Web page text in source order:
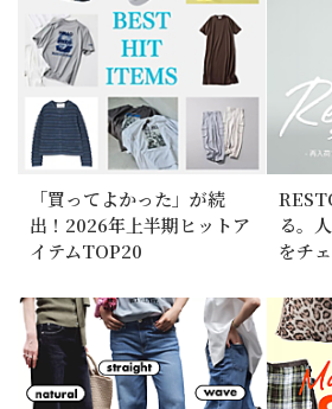
「買ってよかった」が続
出！2026年上半期ヒットア
イテムTOP20
る。
をチ